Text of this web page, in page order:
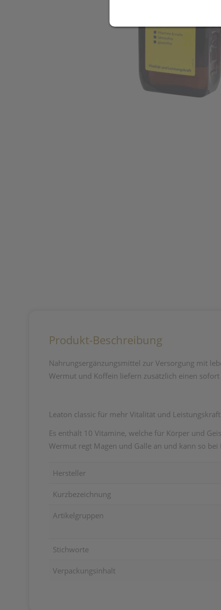
Produkt-Beschreibung
Nahrungsergänzungsmittel zur Versorgung mit
Wermut und Koffein liefern zusätzlich einen
Leaton classic für mehr Vitalität und
Es enthält 10 Vitamine, welche für Körper und
Wermut regt Magen und Galle an und kann so
Hersteller
Kurzbezeichnung
Artikelgruppen
Stichworte
Verpackungsinhalt